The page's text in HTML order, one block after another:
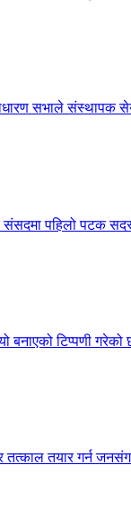
सभाले संस्थापक
र संसदमा पहिलो
बनाएको टिप्पणी
तयार गर्न